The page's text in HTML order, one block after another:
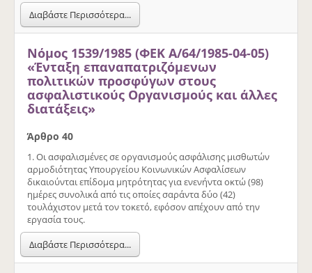
Διαβάστε Περισσότερα...
Νόμος 1539/1985 (ΦΕΚ Α/64/1985-04-05)
«Ένταξη επαναπατριζόμενων
πολιτικών προσφύγων στους
ασφαλιστικούς Οργανισμούς και άλλες
διατάξεις»
Άρθρο 40
1. Οι ασφαλισμένες σε οργανισμούς ασφάλισης μισθωτών
αρμοδιότητας Υπουργείου Κοινωνικών Ασφαλίσεων
δικαιούνται επίδομα μητρότητας για ενενήντα οκτώ (98)
ημέρες συνολικά από τις οποίες σαράντα δύο (42)
τουλάχιστον μετά τον τοκετό, εφόσον απέχουν από την
εργασία τους.
Διαβάστε Περισσότερα...